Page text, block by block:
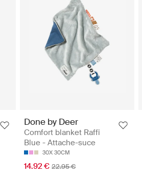
Done by Deer
Comfort blanket Raffi
Blue - Attache-suce
30X 30CM
14.92 € 22.95 €